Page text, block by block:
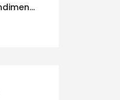
Meu SUS Digital amplia teleatendimentos para pessoas com problemas com jogos e apostas